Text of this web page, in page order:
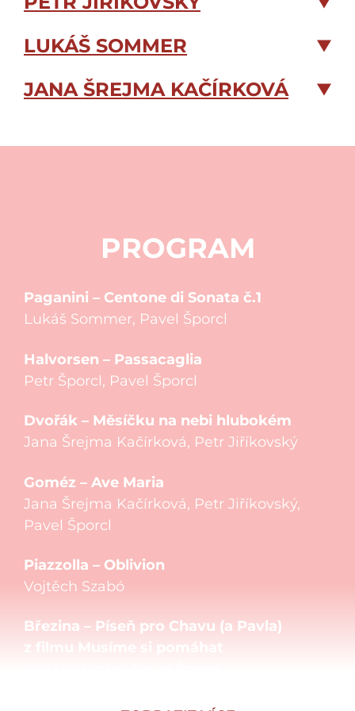
LUKÁŠ SOMMER
JANA ŠREJMA KAČÍRKOVÁ
PROGRAM
Paganini – Centone di Sonata č.1
Lukáš Sommer, Pavel Šporcl
Halvorsen – Passacaglia
Petr Šporcl, Pavel Šporcl
Dvořák – Měsíčku na nebi hlubokém
Jana Šrejma Kačírková, Petr Jiříkovský
Goméz – Ave Maria
Jana Šrejma Kačírková, Petr Jiříkovský,
Pavel Šporcl
Piazzolla – Oblivion
Vojtěch Szabó
Březina – Píseň pro Chavu (a Pavla)